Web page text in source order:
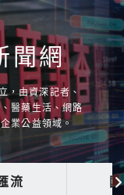
聞網
，由資深記者、
醫藥生活、網路
業公益領域。
流